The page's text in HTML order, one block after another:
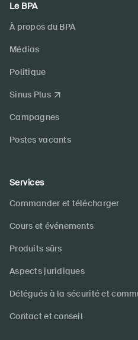
S'abonner à la newsletter
Le BPA
À propos du BPA
Médias
Politique
Sinus Plus
Campagnes
Postes vacants
Services
Commander et télécharger
Cours et événements
Produits sûrs
Aspects juridiques
Délégués à la sécurité et
Contact et conseil